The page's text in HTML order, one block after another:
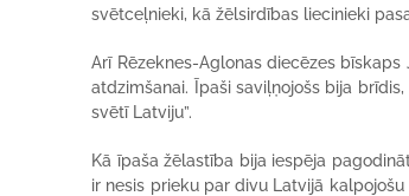
svētceļnieki, kā žēlsirdības liecinieki
Arī Rēzeknes-Aglonas diecēzes
atdzimšanai. Īpaši saviļņojošs bija
svētī Latviju”.
Kā īpaša žēlastība bija iespēja
ir nesis prieku par divu Latvijā